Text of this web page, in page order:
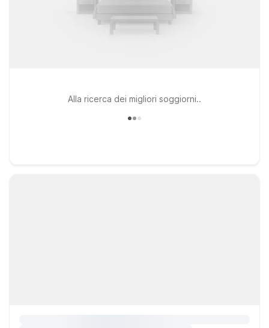
Alla ricerca dei migliori soggiorni..